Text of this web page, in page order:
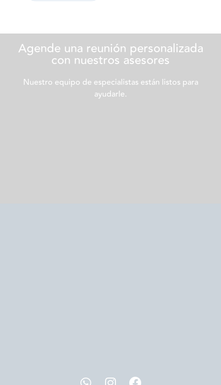
Agende una reunión personalizada
con nuestros asesores
Nuestro equipo de especialistas están listos para
ayudarle.